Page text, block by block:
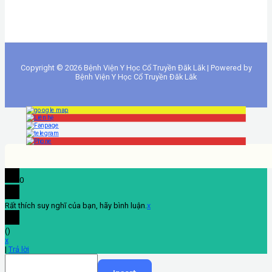
Copyright © 2026 Bệnh Viện Y Học Cổ Truyền Đăk Lăk | Powered by
Bệnh Viện Y Học Cổ Truyền Đăk Lăk
0
Rất thích suy nghĩ của bạn, hãy bình luận. x
()
x
| Trả lời